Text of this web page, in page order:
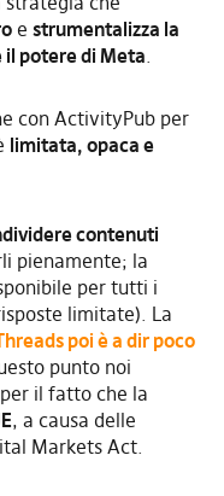
e strumentalizza la
il potere di Meta.
con ActivityPub per
limitata, opaca e
contenuti
pienamente; la
per tutti i
limitate). La
poi è a dir poco
punto noi
il fatto che la
, a causa delle
Markets Act.